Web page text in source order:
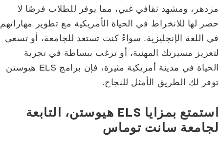
مزدهر، ومشهد ثقافي غني، مما يوفر للطلاب فرصًا لا
حصر لها للانخراط في الحياة الأمريكية مع تطوير مهاراتهم
في اللغة الإنجليزية. سواءً كنت تستعد للجامعة، أو تسعى
لتعزيز مسيرتك المهنية، أو ترغب ببساطة في تجربة
الحياة في مدينة أمريكية مثيرة، فإن برامج ELS هيوستن
توفر لك الطريق الأمثل للنجاح.
استمتع بمزايا ELS هيوستن، التابعة
لجامعة سانت توماس